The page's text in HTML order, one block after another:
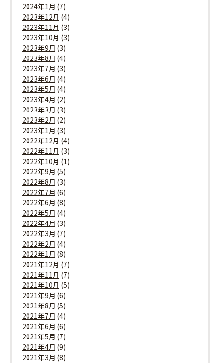
2024年1月 (7)
2023年12月 (4)
2023年11月 (3)
2023年10月 (3)
2023年9月 (3)
2023年8月 (4)
2023年7月 (3)
2023年6月 (4)
2023年5月 (4)
2023年4月 (2)
2023年3月 (3)
2023年2月 (2)
2023年1月 (3)
2022年12月 (4)
2022年11月 (3)
2022年10月 (1)
2022年9月 (5)
2022年8月 (3)
2022年7月 (6)
2022年6月 (8)
2022年5月 (4)
2022年4月 (3)
2022年3月 (7)
2022年2月 (4)
2022年1月 (8)
2021年12月 (7)
2021年11月 (7)
2021年10月 (5)
2021年9月 (6)
2021年8月 (5)
2021年7月 (4)
2021年6月 (6)
2021年5月 (7)
2021年4月 (9)
2021年3月 (8)